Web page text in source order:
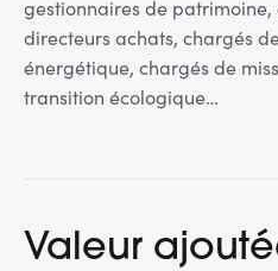
gestionnaires de
directeurs achats, chargés
énergétique, chargés de
transition écologique…
Valeur